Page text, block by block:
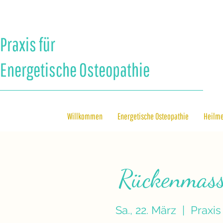
Praxis für
Energetische Osteopathie
Willkommen Energetische Osteopathie
Sa., 22. März
  |